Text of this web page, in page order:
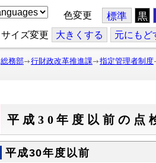
色変更 標準 黒
サイズ変更 大きくする 元にもど
総務部 行財政改革推進課 指定管理者制度
平成30年度以前の点
平成30年度以前